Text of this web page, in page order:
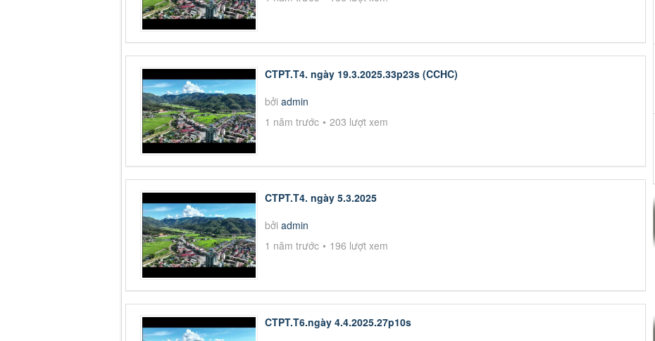
CTPT.T4. ngày 19.3.2025.33p23s (CCHC)
bởi admin
1 năm trước
203 lượt xem
CTPT.T4. ngày 5.3.2025
bởi admin
1 năm trước
196 lượt xem
CTPT.T6.ngày 4.4.2025.27p10s